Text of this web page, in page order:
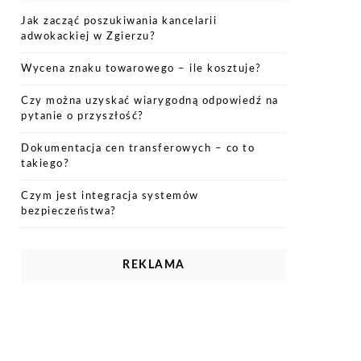
Jak zacząć poszukiwania kancelarii
adwokackiej w Zgierzu?
Wycena znaku towarowego – ile kosztuje?
Czy można uzyskać wiarygodną odpowiedź na
pytanie o przyszłość?
Dokumentacja cen transferowych – co to
takiego?
Czym jest integracja systemów
bezpieczeństwa?
REKLAMA